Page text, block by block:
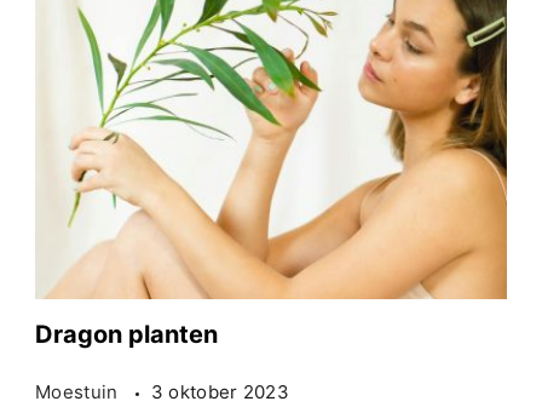
Dragon planten
Moestuin 3 oktober 2023